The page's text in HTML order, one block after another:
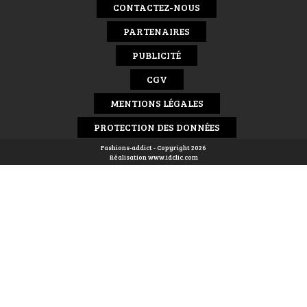
CONTACTEZ-NOUS
PARTENAIRES
PUBLICITÉ
CGV
MENTIONS LÉGALES
PROTECTION DES DONNÉES
Fashions-addict - Copyright 2026
Réalisationwww.idclic.com